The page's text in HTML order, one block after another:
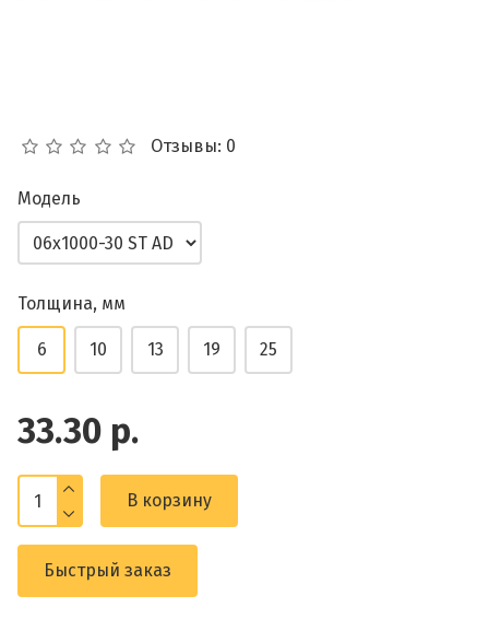
Отзывы: 0
33.30 р.
Модель
Толщина, мм
6 10 13 19 25
В корзину
Быстрый заказ